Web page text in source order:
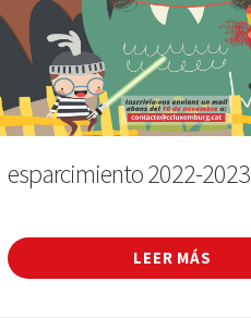
esparcimiento 2022-2023
LEER MÁS